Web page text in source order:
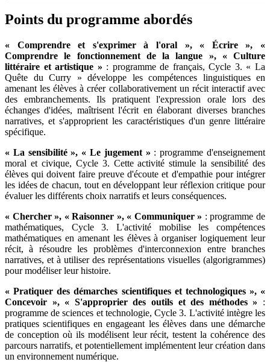
Points du programme abordés
« Comprendre et s'exprimer à l'oral », « Écrire », «
Comprendre le fonctionnement de la langue », « Culture
littéraire et artistique » : programme de français, Cycle 3. « La
Quête du Curry » développe les compétences linguistiques en
amenant les élèves à créer collaborativement un récit interactif avec
des embranchements. Ils pratiquent l'expression orale lors des
échanges d'idées, maîtrisent l'écrit en élaborant diverses branches
narratives, et s'approprient les caractéristiques d'un genre littéraire
spécifique.
« La sensibilité », « Le jugement » : programme d'enseignement
moral et civique, Cycle 3. Cette activité stimule la sensibilité des
élèves qui doivent faire preuve d'écoute et d'empathie pour intégrer
les idées de chacun, tout en développant leur réflexion critique pour
évaluer les différents choix narratifs et leurs conséquences.
« Chercher », « Raisonner », « Communiquer » : programme de
mathématiques, Cycle 3. L'activité mobilise les compétences
mathématiques en amenant les élèves à organiser logiquement leur
récit, à résoudre les problèmes d'interconnexion entre branches
narratives, et à utiliser des représentations visuelles (algorigrammes)
pour modéliser leur histoire.
« Pratiquer des démarches scientifiques et technologiques », «
Concevoir », « S'approprier des outils et des méthodes » :
programme de sciences et technologie, Cycle 3. L'activité intègre les
pratiques scientifiques en engageant les élèves dans une démarche
de conception où ils modélisent leur récit, testent la cohérence des
parcours narratifs, et potentiellement implémentent leur création dans
un environnement numérique.